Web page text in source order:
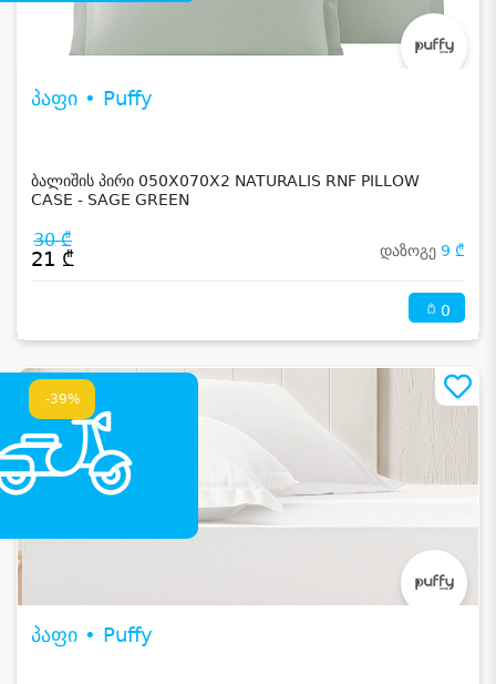
პაფი • Puffy
ბალიშის პირი 050X070X2 NATURALIS RNF PILLOW
CASE - SAGE GREEN
30 ₾
21 ₾ დაზოგე 9 ₾
0
-39%
პაფი • Puffy